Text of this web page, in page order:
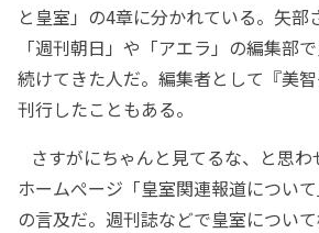
と皇室」の4章に分かれている。矢部
「週刊朝日」や「アエラ」の編集部
続けてきた人だ。編集者として『美
刊行したこともある。
さすがにちゃんと見てるな、と思
ホームぺージ「皇室関連報道につい
の言及だ。週刊誌などで皇室につい